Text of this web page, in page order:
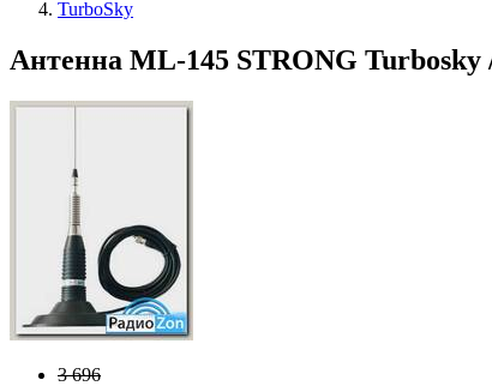
TurboSky
Антенна ML-145 STRONG Turbosky
3 696